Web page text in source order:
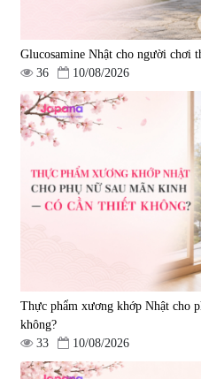
Viên uống hỗ trợ giấc ngủ Fujina
Sleepy Nhật Bản 80 viên
Glucosamine Nhật cho người chơi
36
10/08/2026
Thực phẩm xương khớp Nhật cho
không?
33
10/08/2026